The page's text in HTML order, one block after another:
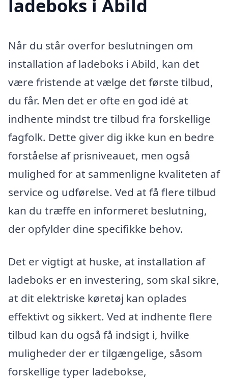
ladeboks i Abild
Når du står overfor beslutningen om
installation af ladeboks i Abild, kan det
være fristende at vælge det første tilbud,
du får. Men det er ofte en god idé at
indhente mindst tre tilbud fra forskellige
fagfolk. Dette giver dig ikke kun en bedre
forståelse af prisniveauet, men også
mulighed for at sammenligne kvaliteten af
service og udførelse. Ved at få flere tilbud
kan du træffe en informeret beslutning,
der opfylder dine specifikke behov.
Det er vigtigt at huske, at installation af
ladeboks er en investering, som skal sikre,
at dit elektriske køretøj kan oplades
effektivt og sikkert. Ved at indhente flere
tilbud kan du også få indsigt i, hvilke
muligheder der er tilgængelige, såsom
forskellige typer ladebokse,